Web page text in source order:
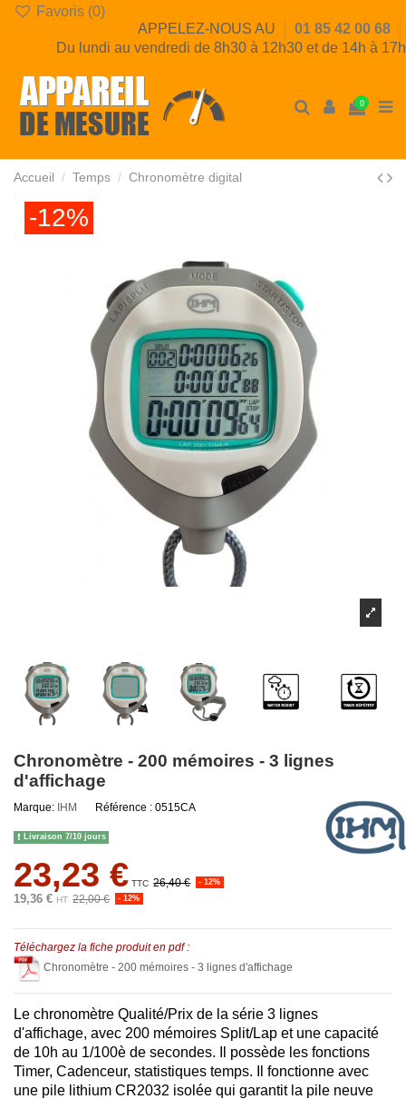
Favoris (0)
APPELEZ-NOUS AU
01 85 42 00 68
Du lundi au vendredi de 8h30 à 12h30 et de 14h à 17h
0
Accueil Temps Chronomètre digital
-12%
Chronomètre - 200 mémoires - 3 lignes
d'affichage
Marque: IHM Référence : 0515CA
Livraison 7/10 jours
23,23 € TTC 26,40 € - 12%
19,36 € HT 22,00 € - 12%
Téléchargez la fiche produit en pdf :
Chronomètre - 200 mémoires - 3 lignes d'affichage
Le chronomètre Qualité/Prix de la série 3 lignes
d'affichage, avec 200 mémoires Split/Lap et une capacité
de 10h au 1/100è de secondes. Il possède les fonctions
Timer, Cadenceur, statistiques temps. Il fonctionne avec
une pile lithium CR2032 isolée qui garantit la pile neuve